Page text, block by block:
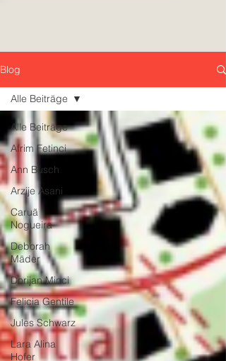
Blog
Alle Beiträge
Afrim Fetinci
Ann Busch
Arzije Asani
Caruã
Nogueira
Deborah
Mäder
Dorijan Minci
Felicia Gentile
Jules Schwarz
Lara Alina
Hofer
Alle Beiträge